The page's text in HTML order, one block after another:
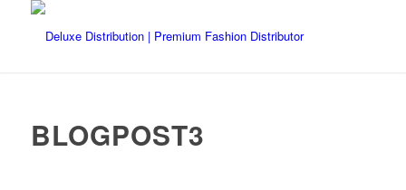
BLOGPOST3